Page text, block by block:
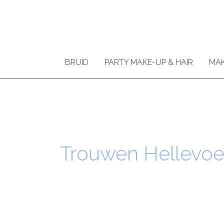
BRUID PARTY MAKE-UP & HAIR
Trouwen